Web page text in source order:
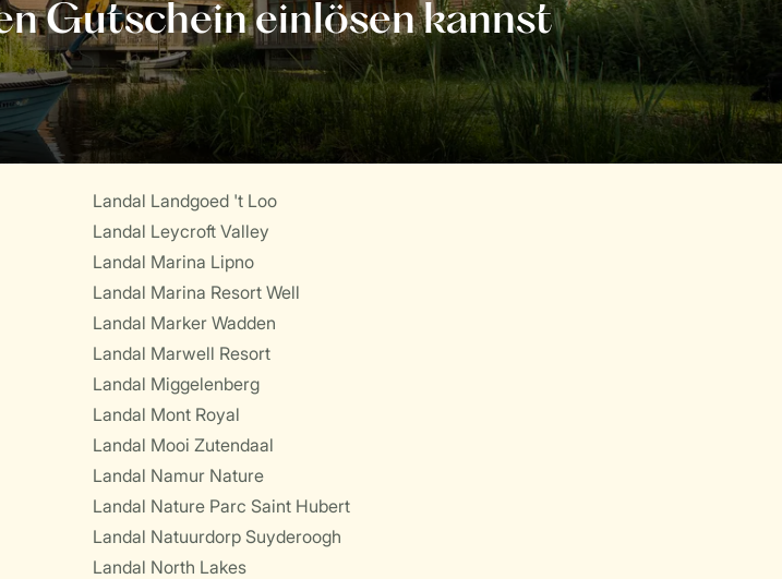
Landal Landgoed 't Loo
Landal Leycroft Valley
Landal Marina Lipno
Landal Marina Resort Well
Landal Marker Wadden
Landal Marwell Resort
Landal Miggelenberg
Landal Mont Royal
Landal Mooi Zutendaal
Landal Namur Nature
Landal Nature Parc Saint Hubert
Landal Natuurdorp Suyderoogh
Landal North Lakes